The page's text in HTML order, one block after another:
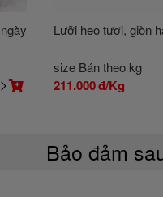
Lưỡi heo tươi, giòn
size Bán theo kg
211.000đ/Kg
Bảo đảm